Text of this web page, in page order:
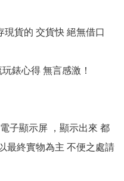
現貨的 交貨快 絕無借口
錶心得 無言感激！
子顯示屏 ，顯示出來 都
最終實物為主 不便之處請